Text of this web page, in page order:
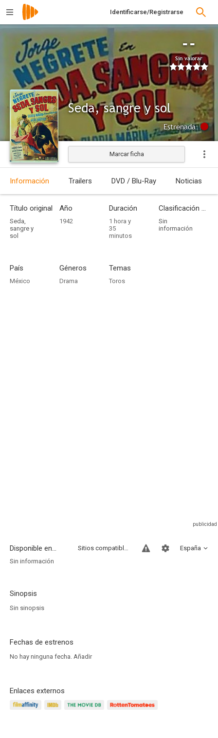
Identificarse/Registrarse
--
Sin valorar
Seda, sangre y sol
Estrenada
Marcar ficha
Información Trailers DVD / Blu-Ray Noticias
Título original
Seda,
sangre y
sol
Año
1942
Duración
1 hora y
35
minutos
Clasificación por edades
Sin
información
País
México
Géneros
Drama
Temas
Toros
Disponible en... España
Sitios compatibles
Sin información
Sinopsis
Sin sinopsis
Fechas de estrenos
No hay ninguna fecha. Añadir
Enlaces externos